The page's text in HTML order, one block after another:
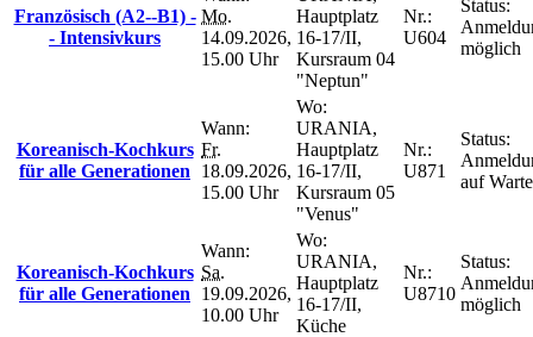
Französisch (A2--B1) -
- Intensivkurs
Mo.
14.09.2026,
15.00 Uhr
Hauptplatz
16-17/II,
Kursraum 04
"Neptun"
Nr.:
U604
Status:
möglich
Koreanisch-Kochkurs
für alle Generationen
Wann:
Fr.
18.09.2026,
15.00 Uhr
Wo:
URANIA,
Hauptplatz
16-17/II,
Kursraum 05
"Venus"
Nr.:
U871
Status:
auf
Koreanisch-Kochkurs
für alle Generationen
Wann:
Sa.
19.09.2026,
10.00 Uhr
Wo:
URANIA,
Hauptplatz
16-17/II,
Küche
Nr.:
U8710
Status:
möglich